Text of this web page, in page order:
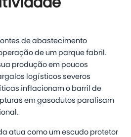
de abastecimento
de um parque fabril.
produção em poucos
logísticos severos
inflacionam o barril de
em gasodutos paralisam
atua como um escudo protetor